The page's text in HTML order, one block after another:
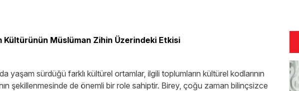
Kültürünün Müslüman Zihin Üzerindeki Etkisi
yaşam sürdüğü farklı kültürel ortamlar, ilgili toplumların kültürel kodlarının
şekillenmesinde de önemli bir role sahiptir. Birey, çoğu zaman bilinçsizce